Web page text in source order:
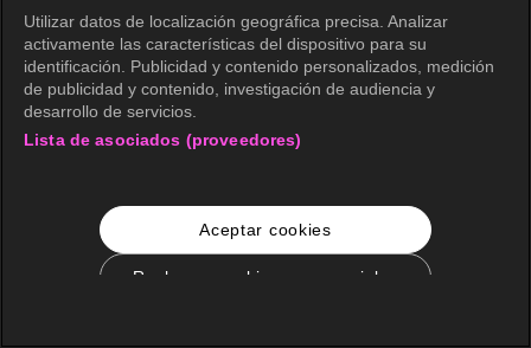
Utilizar datos de localización geográfica precisa. Analizar
activamente las características del dispositivo para su
identificación. Publicidad y contenido personalizados, medición
de publicidad y contenido, investigación de audiencia y
desarrollo de servicios.
Lista de asociados (proveedores)
Aceptar cookies
Rechazar cookies no esenciales